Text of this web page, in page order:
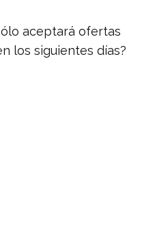
aceptará ofertas
los siguientes días?